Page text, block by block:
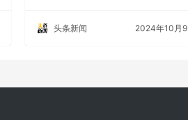
头条新闻 2024年10月